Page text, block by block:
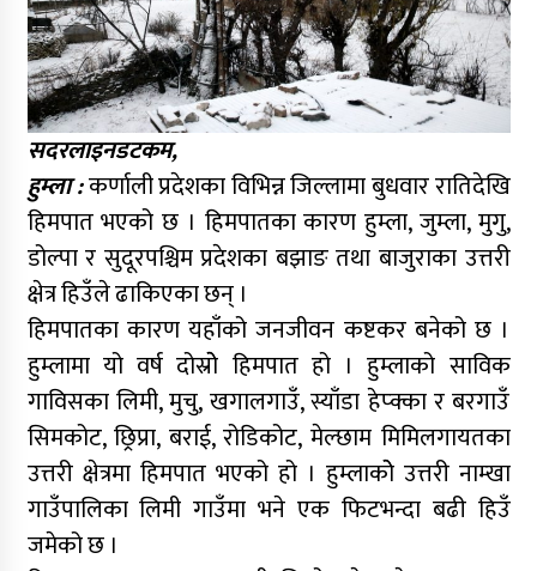
सदरलाइनडटकम,
हुम्ला :कर्णाली प्रदेशका विभिन्न जिल्लामा बुधवार रातिदेखि
हिमपात भएको छ । हिमपातका कारण हुम्ला, जुम्ला, मुगु,
डोल्पा र सुदूरपश्चिम प्रदेशका बझाङ तथा बाजुराका उत्तरी
क्षेत्र हिउँले ढाकिएका छन् ।
हिमपातका कारण यहाँको जनजीवन कष्टकर बनेको छ ।
हुम्लामा यो वर्ष दोस्रोे हिमपात हो । हुम्लाको साविक
गाविसका लिमी, मुचु, खगालगाउँ, स्याँडा हेप्क्का र बरगाउँ
सिमकोट, छ्रिप्रा, बराई, रोडिकोट, मेल्छाम मिमिलगायतका
उत्तरी क्षेत्रमा हिमपात भएको हो । हुम्लाकोे उत्तरी नाम्खा
गाउँपालिका लिमी गाउँमा भने एक फिटभन्दा बढी हिउँ
जमेको छ ।